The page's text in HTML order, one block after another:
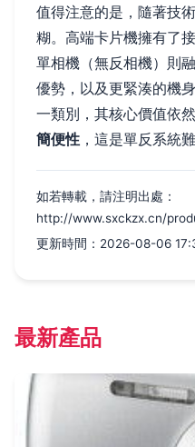
值得注意的是，隨著技
糊。高端卡片機擁有了
單相機（無反相機）則
優勢，以及更緊湊的機
一類別，其核心價值依
簡便性 ，這是單反系統
如若轉載，請注明出處：
http://www.sxckzx.cn/
更新時間：2026-08-06
最新產品